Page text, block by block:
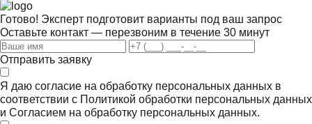
Готово! Эксперт подготовит варианты под ваш запрос
Оставьте контакт — перезвоним в течение 30 минут
Отправить заявку
Я даю согласие на обработку персональных данных в
соответствии с Политикой обработки персональных данных
и Согласием на обработку персональных данных.